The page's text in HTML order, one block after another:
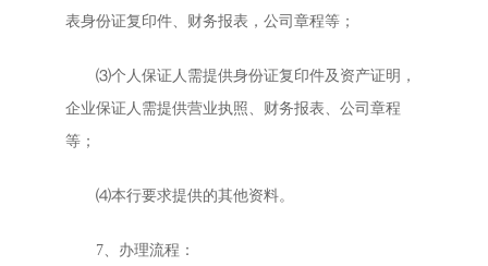
表身份证复印件、财务报表，公司章程等；
⑶个人保证人需提供身份证复印件及资产证明，
企业保证人需提供营业执照、财务报表、公司章程
等；
⑷本行要求提供的其他资料。
7、办理流程：